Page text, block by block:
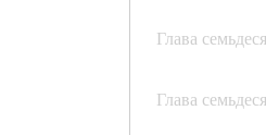
Глава
Глава